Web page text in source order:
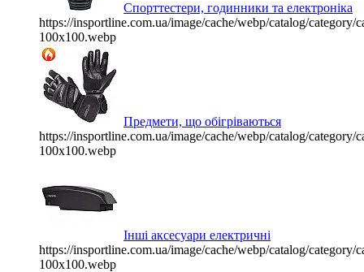
Спорттестери, годинники та електроніка
https://insportline.com.ua/image/cache/webp/catalog/category/
100x100.webp
Предмети, що обігріваються
https://insportline.com.ua/image/cache/webp/catalog/category/
100x100.webp
Інші аксесуари електричні
https://insportline.com.ua/image/cache/webp/catalog/category/
100x100.webp